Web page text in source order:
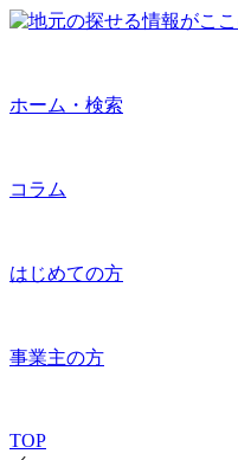
ホーム・検索
コラム
はじめての方
事業主の方
TOP